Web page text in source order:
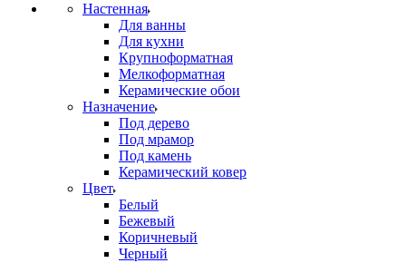
Настенная
Для ванны
Для кухни
Крупноформатная
Мелкоформатная
Керамические обои
Назначение
Под дерево
Под мрамор
Под камень
Керамический ковер
Цвет
Белый
Бежевый
Коричневый
Черный